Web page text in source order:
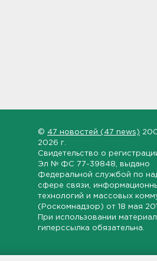
© 47 новостей (47 news)
2026 г.
Свидетельство о
Эл № ФС 77-39848 , выдано
Федеральной службой по
сфере связи,
технологий и массовых
(Роскомнадзор) от 18 мая
При использовании
гиперссылка обязательна.